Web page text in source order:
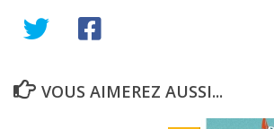
VOUS AIMEREZ AUSSI...